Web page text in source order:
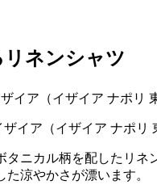
ネンシャツ
イア（イザイア ナポリ
タニカル柄を配したリ
涼やかさが漂います。